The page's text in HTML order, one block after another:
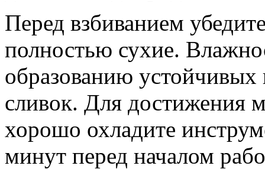
Перед взбиванием
полностью сухие.
образованию
сливок. Для достижения
хорошо охладите
минут перед началом